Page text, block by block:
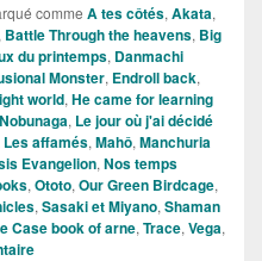
comme A tes côtés, Akata,
Battle Through the heavens, Big
du printemps, Danmachi
Monster, Endroll back,
world, He came for learning
, Le jour où j'ai décidé
Les affamés, Mahô, Manchuria
Evangelion, Nos temps
, Ototo, Our Green Birdcage,
, Sasaki et Miyano, Shaman
Case book of arne, Trace, Vega,